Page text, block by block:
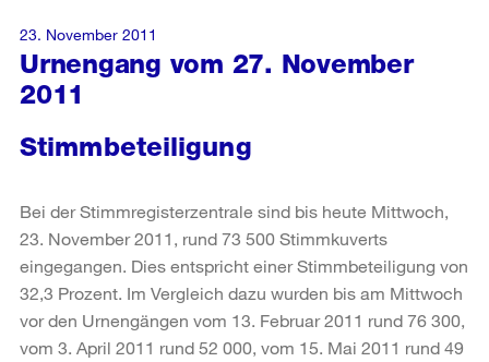
Urnengang vom 27. November
2011
Stimmbeteiligung
23. November 2011
Bei der Stimmregisterzentrale sind bis heute Mittwoch,
23. November 2011, rund 73 500 Stimmkuverts
eingegangen. Dies entspricht einer Stimmbeteiligung von
32,3 Prozent. Im Vergleich dazu wurden bis am Mittwoch
vor den Urnengängen vom 13. Februar 2011 rund 76 300,
vom 3. April 2011 rund 52 000, vom 15. Mai 2011 rund 49